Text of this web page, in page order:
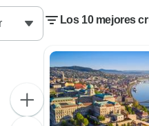
Los 10 mejores